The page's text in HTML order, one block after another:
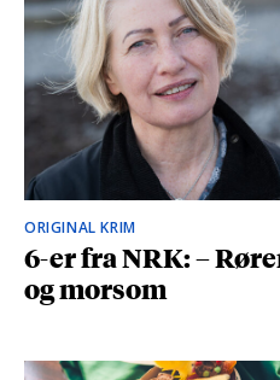
ORIGINAL KRIM
6-er fra NRK: –
og morsom